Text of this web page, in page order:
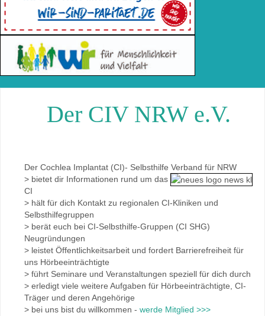
Der CIV NRW e.V.
Der Cochlea Implantat (CI)- Selbsthilfe Verband für NRW
> bietet dir Informationen rund um das
CI
> hält für dich Kontakt zu regionalen CI-Kliniken und
Selbsthilfegruppen
> berät euch bei CI-Selbsthilfe-Gruppen (CI SHG)
Neugründungen
> leistet Öffentlichkeitsarbeit und fordert Barrierefreiheit für
uns Hörbeeinträchtigte
> führt Seminare und Veranstaltungen speziell für dich durch
> erledigt viele weitere Aufgaben für Hörbeeinträchtigte, CI-
Träger und deren Angehörige
> bei uns bist du willkommen - werde Mitglied >>>